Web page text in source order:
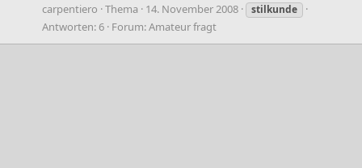
carpentiero Thema 14. November 2008 stilkunde
Antworten: 6 Forum:Amateur fragt